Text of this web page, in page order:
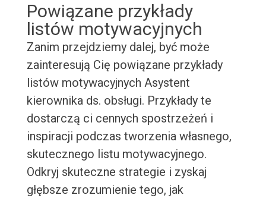
Powiązane przykłady
listów motywacyjnych
Zanim przejdziemy dalej, być może
zainteresują Cię powiązane przykłady
listów motywacyjnych Asystent
kierownika ds. obsługi. Przykłady te
dostarczą ci cennych spostrzeżeń i
inspiracji podczas tworzenia własnego,
skutecznego listu motywacyjnego.
Odkryj skuteczne strategie i zyskaj
głębsze zrozumienie tego, jak